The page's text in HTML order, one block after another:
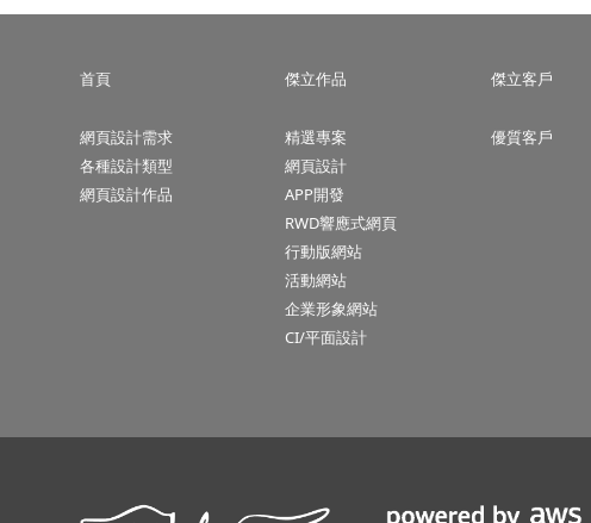
首頁
網頁設計需求
各種設計類型
網頁設計作品
傑立作品
精選專案
網頁設計
APP開發
RWD響應式網頁
行動版網站
活動網站
企業形象網站
CI/平面設計
傑立客戶
優質客戶